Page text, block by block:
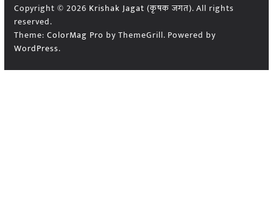
Copyright © 2026 Krishak Jagat (कृषक जगत). All rights
reserved.
Theme: ColorMag Pro by ThemeGrill. Powered by
WordPress.